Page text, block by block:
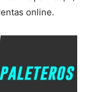
online.